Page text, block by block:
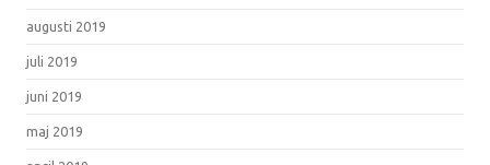
augusti 2019
juli 2019
juni 2019
maj 2019